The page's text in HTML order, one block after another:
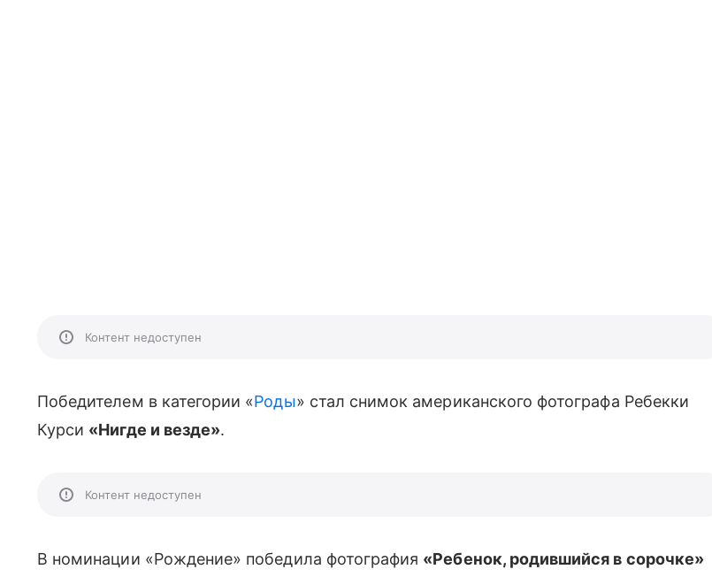
Контент недоступен
Победителем в категории «Роды» стал снимок американского фотографа Ребекки
Курси «Нигде и везде».
Контент недоступен
В номинации «Рождение» победила фотография «Ребенок, родившийся в сорочке»